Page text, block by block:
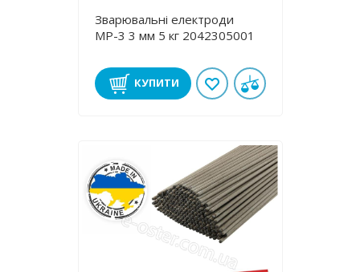
Зварювальні електроди
МР-3 3 мм 5 кг 2042305001
КУПИТИ